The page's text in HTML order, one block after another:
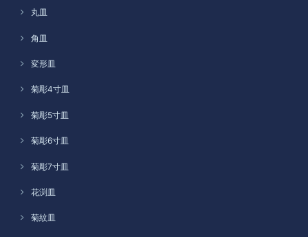
丸皿
角皿
変形皿
菊彫4寸皿
菊彫5寸皿
菊彫6寸皿
菊彫7寸皿
花渕皿
菊紋皿